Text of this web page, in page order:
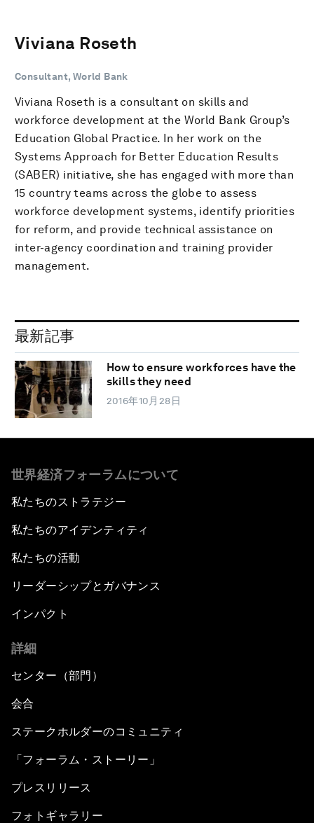
Viviana Roseth
Consultant, World Bank
Viviana Roseth is a consultant on skills and
workforce development at the World Bank Group’s
Education Global Practice. In her work on the
Systems Approach for Better Education Results
(SABER) initiative, she has engaged with more than
15 country teams across the globe to assess
workforce development systems, identify priorities
for reform, and provide technical assistance on
inter-agency coordination and training provider
management.
最新記事
How to ensure workforces have the
skills they need
2016年10月28日
世界経済フォーラムについて
私たちのストラテジー
私たちのアイデンティティ
私たちの活動
リーダーシップとガバナンス
インパクト
詳細
センター（部門）
会合
ステークホルダーのコミュニティ
「フォーラム・ストーリー」
プレスリリース
フォトギャラリー